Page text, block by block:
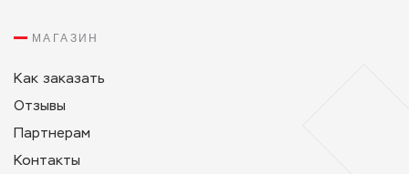
МАГАЗИН
Как заказать
Отзывы
Партнерам
Контакты